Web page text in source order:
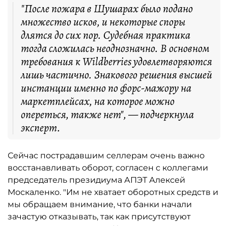
"После пожара в Шушарах было подано
множество исков, и некоторые споры
длятся до сих пор. Судебная практика
тогда сложилась неоднозначно. В основном
требования к Wildberries удовлетворяются
лишь частично. Знакового решения высшей
инстанции именно по форс-мажору на
маркетплейсах, на которое можно
опереться, также нет", — подчеркнула
эксперт.
Сейчас пострадавшим селлерам очень важно
восстанавливать оборот, согласен с коллегами
председатель президиума АПЭТ Алексей
Москаленко. "Им не хватает оборотных средств и
мы обращаем внимание, что банки начали
зачастую отказывать, так как присутствуют